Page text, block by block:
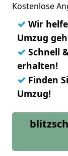
Kostenlose
✓ Wir
Umzug
✓ Schnell
erhalten!
✓ Finden
Umzug!